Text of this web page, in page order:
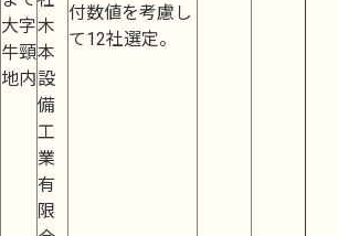
大字
牛頸
地内
木
本
設
備
工
業
有
限
付数値を考慮し
て12社選定。